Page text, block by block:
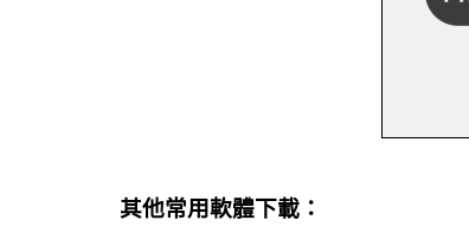
其他常用軟體下載：